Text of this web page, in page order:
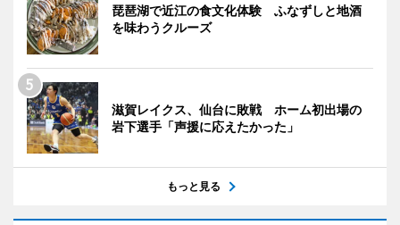
琵琶湖で近江の食文化体験 ふなずしと地酒
を味わうクルーズ
滋賀レイクス、仙台に敗戦 ホーム初出場の
岩下選手「声援に応えたかった」
もっと見る